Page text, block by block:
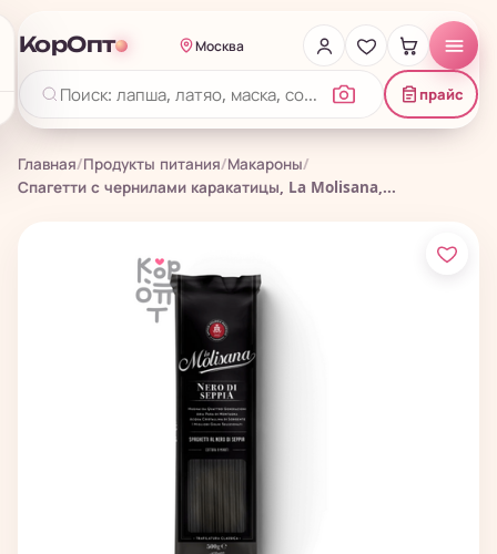
КорОпт Москва
прайс
Главная/Продукты питания/Макароны/
Спагетти с чернилами каракатицы, La Molisana,...